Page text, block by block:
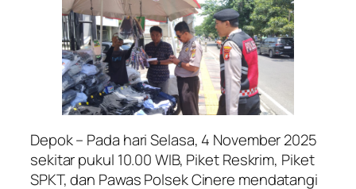
Depok – Pada hari Selasa, 4 November 2025
sekitar pukul 10.00 WIB, Piket Reskrim, Piket
SPKT, dan Pawas Polsek Cinere mendatangi